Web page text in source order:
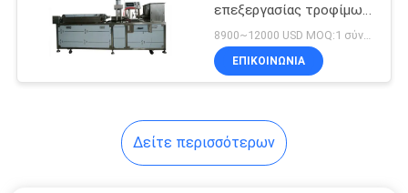
γραμμή
τοματοπολτού
24
επεξεργασίας τροφίμων
2000pcs/h μηχανή
κατασκευαστών
ΕΠΙΚΟΙΝΩΝΊΑ
Δείτε περισσότερων